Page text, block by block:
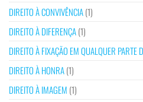
DIREITO À CONVIVÊNCIA(1)
DIREITO À DIFERENÇA(1)
DIREITO À FIXAÇÃO EM QUALQUER PARTE
DIREITO À HONRA(1)
DIREITO À IMAGEM (1)